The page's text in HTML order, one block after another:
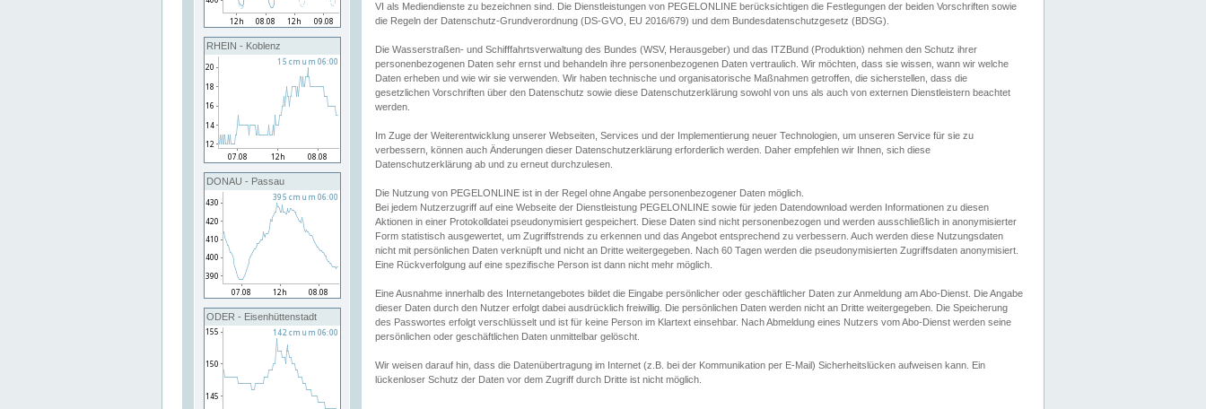
RHEIN - Koblenz
DONAU - Passau
ODER - Eisenhüttenstadt
VI als Mediendienste zu bezeichnen sind. Die Dienstleistungen von PEGELONLINE berücksichtigen die Festlegungen der beiden Vorschriften sowie
die Regeln der Datenschutz-Grundverordnung (DS-GVO, EU 2016/679) und dem Bundesdatenschutzgesetz (BDSG).
Die Wasserstraßen- und Schifffahrtsverwaltung des Bundes (WSV, Herausgeber) und das ITZBund (Produktion) nehmen den Schutz ihrer
personenbezogenen Daten sehr ernst und behandeln ihre personenbezogenen Daten vertraulich. Wir möchten, dass sie wissen, wann wir welche
Daten erheben und wie wir sie verwenden. Wir haben technische und organisatorische Maßnahmen getroffen, die sicherstellen, dass die
gesetzlichen Vorschriften über den Datenschutz sowie diese Datenschutzerklärung sowohl von uns als auch von externen Dienstleistern beachtet
werden.
Im Zuge der Weiterentwicklung unserer Webseiten, Services und der Implementierung neuer Technologien, um unseren Service für sie zu
verbessern, können auch Änderungen dieser Datenschutzerklärung erforderlich werden. Daher empfehlen wir Ihnen, sich diese
Datenschutzerklärung ab und zu erneut durchzulesen.
Die Nutzung von PEGELONLINE ist in der Regel ohne Angabe personenbezogener Daten möglich.
Bei jedem Nutzerzugriff auf eine Webseite der Dienstleistung PEGELONLINE sowie für jeden Datendownload werden Informationen zu diesen
Aktionen in einer Protokolldatei pseudonymisiert gespeichert. Diese Daten sind nicht personenbezogen und werden ausschließlich in anonymisierter
Form statistisch ausgewertet, um Zugriffstrends zu erkennen und das Angebot entsprechend zu verbessern. Auch werden diese Nutzungsdaten
nicht mit persönlichen Daten verknüpft und nicht an Dritte weitergegeben. Nach 60 Tagen werden die pseudonymisierten Zugriffsdaten anonymisiert.
Eine Rückverfolgung auf eine spezifische Person ist dann nicht mehr möglich.
Eine Ausnahme innerhalb des Internetangebotes bildet die Eingabe persönlicher oder geschäftlicher Daten zur Anmeldung am Abo-Dienst. Die Angabe
dieser Daten durch den Nutzer erfolgt dabei ausdrücklich freiwillig. Die persönlichen Daten werden nicht an Dritte weitergegeben. Die Speicherung
des Passwortes erfolgt verschlüsselt und ist für keine Person im Klartext einsehbar. Nach Abmeldung eines Nutzers vom Abo-Dienst werden seine
persönlichen oder geschäftlichen Daten unmittelbar gelöscht.
Wir weisen darauf hin, dass die Datenübertragung im Internet (z.B. bei der Kommunikation per E-Mail) Sicherheitslücken aufweisen kann. Ein
lückenloser Schutz der Daten vor dem Zugriff durch Dritte ist nicht möglich.